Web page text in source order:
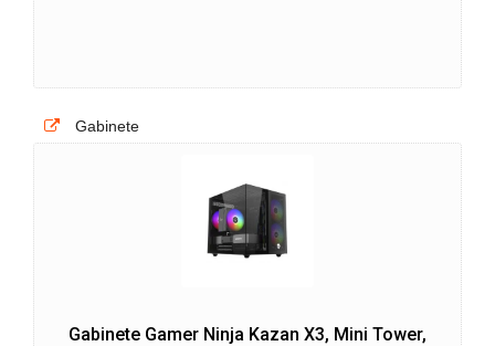
Gabinete
Gabinete Gamer Ninja Kazan X3, Mini Tower,